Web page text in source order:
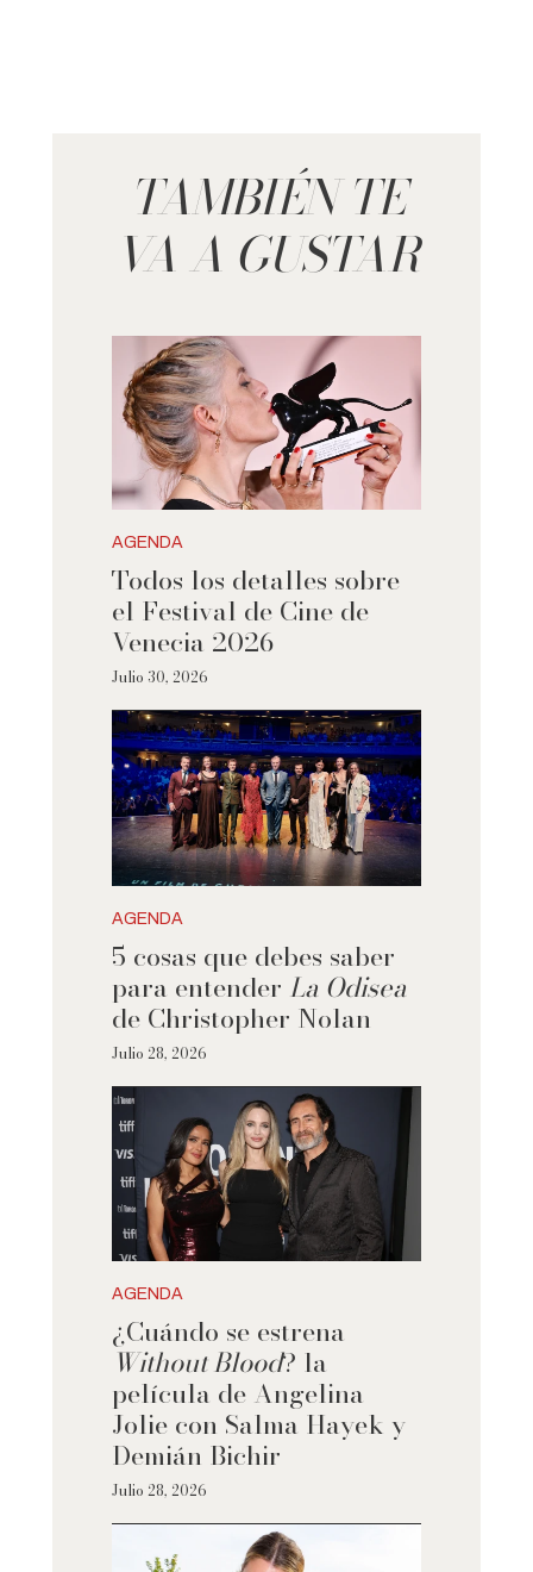
TAMBIÉN TE
VA A GUSTAR
AGENDA
Todos los detalles sobre
el Festival de Cine de
Venecia 2026
Julio 30, 2026
AGENDA
5 cosas que debes saber
para entender La Odisea
de Christopher Nolan
Julio 28, 2026
AGENDA
¿Cuándo se estrena
Without Blood? la
película de Angelina
Jolie con Salma Hayek y
Demián Bichir
Julio 28, 2026